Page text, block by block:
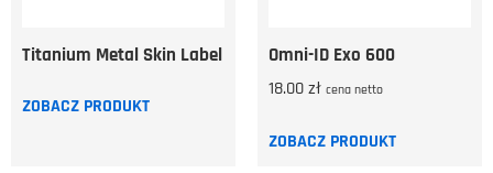
Titanium Metal Skin Label
ZOBACZ PRODUKT
Omni-ID Exo 600
18.00zł cena netto
ZOBACZ PRODUKT